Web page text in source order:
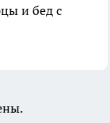
и бед с